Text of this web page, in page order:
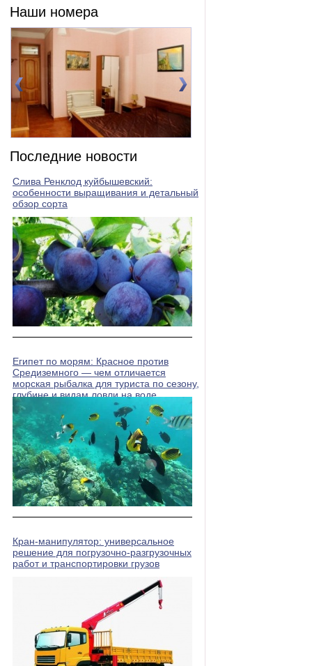
Наши номера
Последние новости
Слива Ренклод куйбышевский:
особенности выращивания и детальный
обзор сорта
Египет по морям: Красное против
Средиземного — чем отличается
морская рыбалка для туриста по сезону,
глубине и видам ловли на воде
Кран-манипулятор: универсальное
решение для погрузочно-разгрузочных
работ и транспортировки грузов